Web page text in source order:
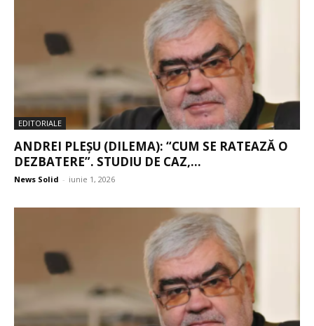
EDITORIALE
ANDREI PLEȘU (DILEMA): “CUM SE RATEAZĂ O
DEZBATERE”. STUDIU DE CAZ,...
News Solid - iunie 1, 2026